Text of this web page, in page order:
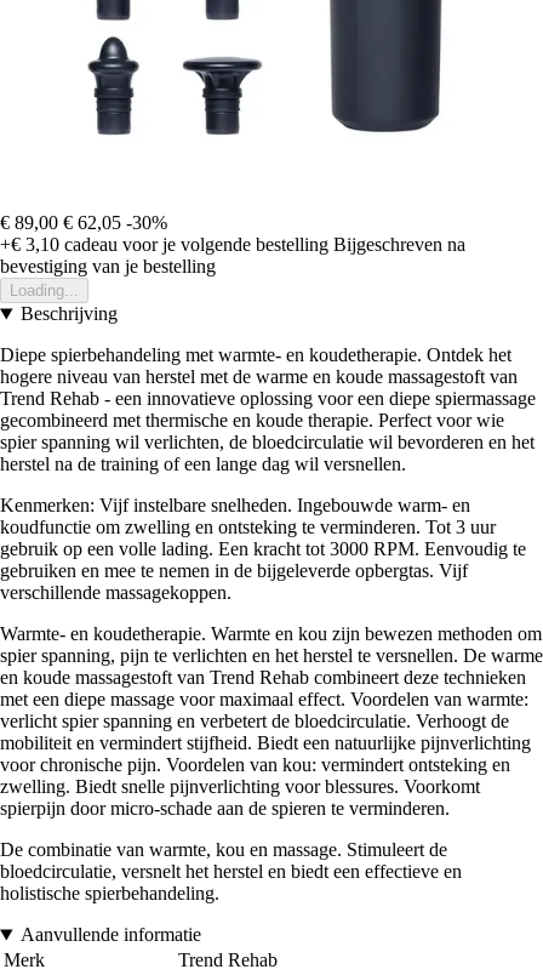
€ 89,00 € 62,05 -30%
+€ 3,10 cadeau voor je volgende bestelling Bijgeschreven na
bevestiging van je bestelling
Loading...
Beschrijving
Diepe spierbehandeling met warmte- en koudetherapie. Ontdek het
hogere niveau van herstel met de warme en koude massagestoft van
Trend Rehab - een innovatieve oplossing voor een diepe spiermassage
gecombineerd met thermische en koude therapie. Perfect voor wie
spier spanning wil verlichten, de bloedcirculatie wil bevorderen en het
herstel na de training of een lange dag wil versnellen.
Kenmerken: Vijf instelbare snelheden. Ingebouwde warm- en
koudfunctie om zwelling en ontsteking te verminderen. Tot 3 uur
gebruik op een volle lading. Een kracht tot 3000 RPM. Eenvoudig te
gebruiken en mee te nemen in de bijgeleverde opbergtas. Vijf
verschillende massagekoppen.
Warmte- en koudetherapie. Warmte en kou zijn bewezen methoden om
spier spanning, pijn te verlichten en het herstel te versnellen. De warme
en koude massagestoft van Trend Rehab combineert deze technieken
met een diepe massage voor maximaal effect. Voordelen van warmte:
verlicht spier spanning en verbetert de bloedcirculatie. Verhoogt de
mobiliteit en vermindert stijfheid. Biedt een natuurlijke pijnverlichting
voor chronische pijn. Voordelen van kou: vermindert ontsteking en
zwelling. Biedt snelle pijnverlichting voor blessures. Voorkomt
spierpijn door micro-schade aan de spieren te verminderen.
De combinatie van warmte, kou en massage. Stimuleert de
bloedcirculatie, versnelt het herstel en biedt een effectieve en
holistische spierbehandeling.
Aanvullende informatie
Merk
Trend Rehab